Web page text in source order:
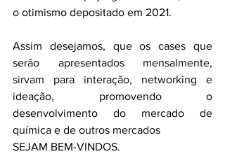
o otimismo depositado em 2021.
Assim desejamos, que os cases que
serão apresentados mensalmente,
sirvam para interação, networking e
ideação, promovendo o
desenvolvimento do mercado de
química e de outros mercados
SEJAM BEM-VINDOS.